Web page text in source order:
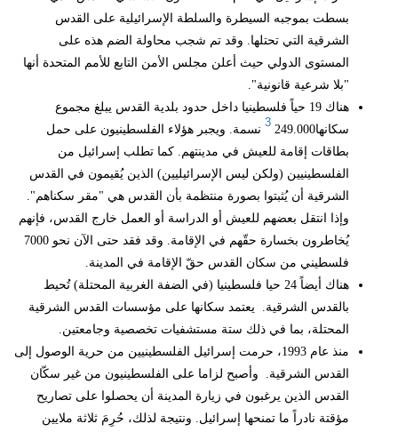
بسطت بموجبه السيطرة والسلطة الإسرائيلية على القدس
الشرقية التي تحتلها. وقد تم شجب محاولة الضم هذه على
المستوى الدولي حيث أعلن مجلس الأمن التابع للأمم المتحدة أنها
"بلا شرعية قانونية".
هناك 19 حياً فلسطينيا داخل حدود بلدية القدس يبلغ مجموع
سكانها
3
249.000 نسمة. ويجبر هؤلاء الفلسطينيون على حمل
بطاقات إقامة للعيش في مدينتهم. كما تطلب إسرائيل من
الفلسطينيين (ولكن ليس الإسرائيليين) الذين يُقيمون في القدس
الشرقية أن يُثبتوا بصورة منتظمة بأن القدس هي "مقر سكناهم".
وإذا انتقل بعضهم للعيش أو الدراسة أو العمل خارج القدس، فإنهم
يُخاطرون بخسارة حقّهم في الإقامة. وقد فقد حتى الآن نحو 7000
فلسطيني من سكان القدس حقّ الإقامة في المدينة.
هناك أيضاً 24 حيا فلسطينيا (في الضفة الغربية المحتلة) تُحيط
بالقدس الشرقية. يعتمد سكانها على مؤسسات القدس الشرقية
المحتلة، بما في ذلك ستة مستشفيات تخصصية وجامعتين.
منذ عام 1993، حرمت إسرائيل الفلسطينيين من حرية الوصول إلى
القدس الشرقية. وأصبح لزاما على الفلسطينيون من غير سكّان
القدس الذين يرغبون في زيارة المدينة أن يحصلوا على تصاريح
مؤقتة نادراً ما تمنحها إسرائيل. ونتيجة لذلك، حُرِمَ ثلاثة ملايين